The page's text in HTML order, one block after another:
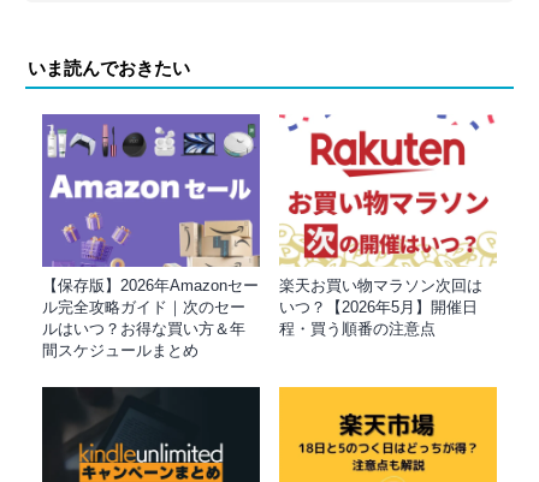
いま読んでおきたい
【保存版】2026年Amazonセー
ル完全攻略ガイド｜次のセー
ルはいつ？お得な買い方＆年
間スケジュールまとめ
楽天お買い物マラソン次回は
いつ？【2026年5月】開催日
程・買う順番の注意点